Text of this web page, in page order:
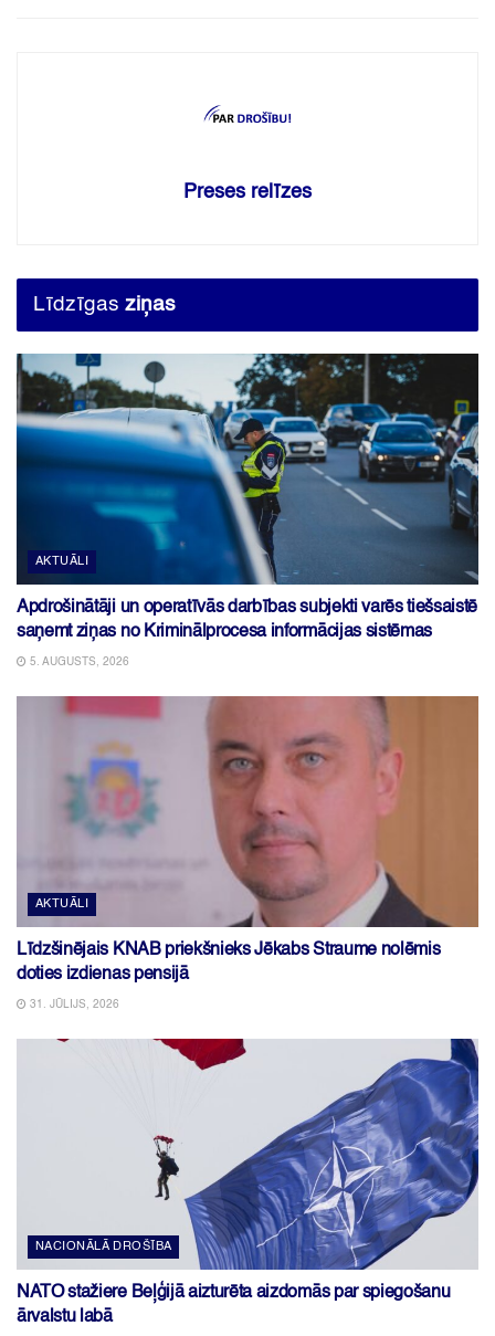
Preses relīzes
Līdzīgas ziņas
AKTUĀLI
Apdrošinātāji un operatīvās darbības subjekti varēs tiešsaistē
saņemt ziņas no Kriminālprocesa informācijas sistēmas
5. AUGUSTS, 2026
AKTUĀLI
Līdzšinējais KNAB priekšnieks Jēkabs Straume nolēmis
doties izdienas pensijā
31. JŪLIJS, 2026
NACIONĀLĀ DROŠĪBA
NATO stažiere Beļģijā aizturēta aizdomās par spiegošanu
ārvalstu labā